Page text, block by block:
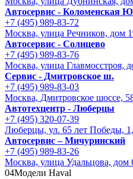
Автосервис - Коломенская
+7 (495) 989-83-72
Москва, улица Речников, дом
Автосервис - Солнцево
+7 (495) 989-83-76
Москва, улица Главмосстроя,
Сервис - Дмитровское ш.
+7 (495) 989-83-03
Москва, Дмитровское шоссе,
Автотехцентр - Люберцы
+7 (495) 320-07-39
Люберцы, ул. 65 лет Победы,
Автосервис – Мичуринский
+7 (495) 989-83-26
Москва, улица Удальцова, дом
04Модели Haval